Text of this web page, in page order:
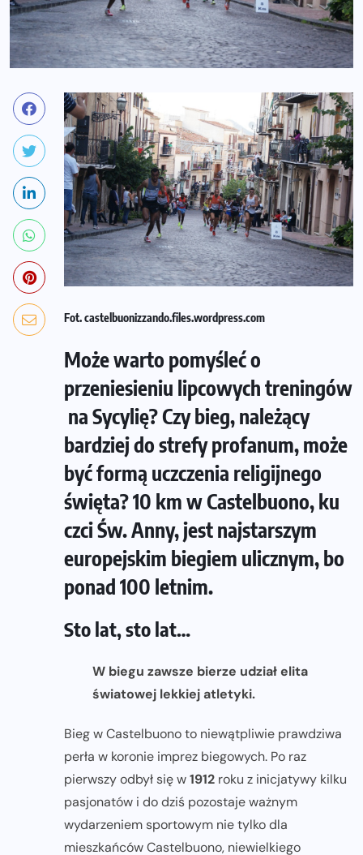
Fot. castelbuonizzando.files.wordpress.com
Może warto pomyśleć o
przeniesieniu lipcowych treningów
na Sycylię? Czy bieg, należący
bardziej do strefy profanum, może
być formą uczczenia religijnego
święta? 10 km w Castelbuono, ku
czci Św. Anny, jest najstarszym
europejskim biegiem ulicznym, bo
ponad 100 letnim.
Sto lat, sto lat…
W biegu zawsze bierze udział elita
światowej lekkiej atletyki.
Bieg w Castelbuono to niewątpliwie prawdziwa
perła w koronie imprez biegowych. Po raz
pierwszy odbył się w1912 roku z inicjatywy kilku
pasjonatów i do dziś pozostaje ważnym
wydarzeniem sportowym nie tylko dla
mieszkańców Castelbuono, niewielkiego